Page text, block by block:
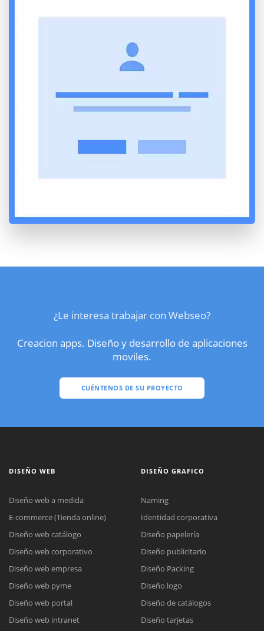
¿Le interesa trabajar con Webseo?
Creacion apps. Diseño y desarrollo de aplicaciones
moviles.
CUÉNTENOS DE SU PROYECTO
DISEÑO WEB
Diseño web a medida
E-commerce (Tienda online)
Diseño web catálogo
Diseño web corporativo
Diseño web empresa
Diseño web pyme
Diseño web portal
Diseño web intranet
DISEÑO GRAFICO
Naming
Identidad corporativa
Diseño papelería
Diseño publicitario
Diseño Packing
Diseño logo
Diseño de catálogos
Diseño tarjetas